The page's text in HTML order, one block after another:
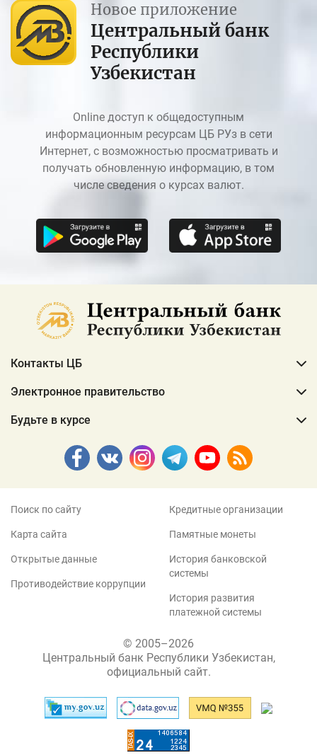
Новое приложение
Центральный банк
Республики
Узбекистан
Online доступ к общедоступным
информационным ресурсам ЦБ РУз в сети
Интернет, с возможностью просматривать и
получать обновленную информацию, в том
числе сведения о курсах валют.
Контакты ЦБ
Электронное правительство
Будьте в курсе
Поиск по сайту
Карта сайта
Открытые данные
Противодействие коррупции
Кредитные организации
Памятные монеты
История банковской
системы
История развития
платежной системы
© 2005–2026
Центральный банк Республики Узбекистан,
официальный сайт.